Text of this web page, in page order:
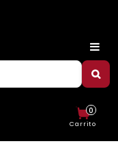
Carrito
0